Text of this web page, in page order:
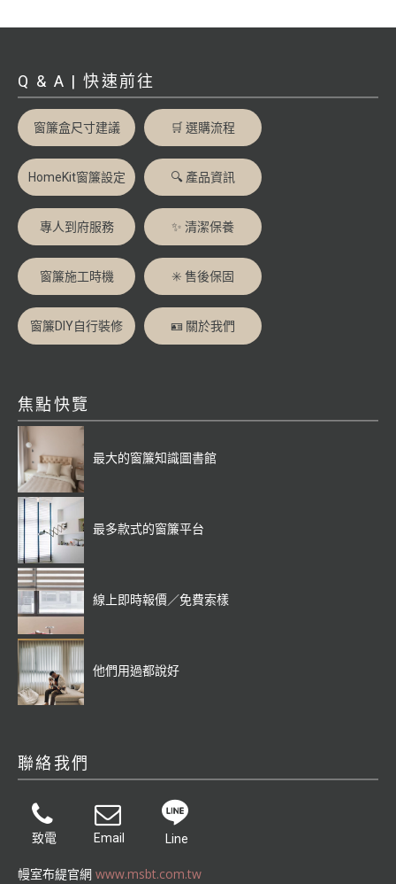
Q & A | 快速前往
窗簾盒尺寸建議 🛒 選購流程
HomeKit窗簾設定 🔍 產品資訊
專人到府服務 ✨ 清潔保養
窗簾施工時機 ✳️ 售後保固
窗簾DIY自行裝修 🪪 關於我們
焦點快覽
最大的窗簾知識圖書館
最多款式的窗簾平台
線上即時報價／免費索樣
他們用過都說好
聯絡我們
致電 Email Line
幔室布緹官網 www.msbt.com.tw